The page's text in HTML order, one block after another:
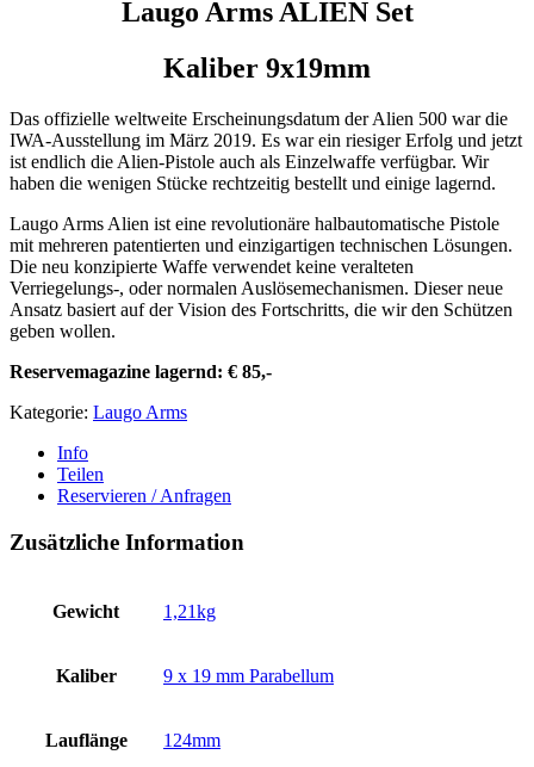
Laugo Arms ALIEN Set
Kaliber 9x19mm
Das offizielle weltweite Erscheinungsdatum der Alien 500 war die
IWA-Ausstellung im März 2019. Es war ein riesiger Erfolg und jetzt
ist endlich die Alien-Pistole auch als Einzelwaffe verfügbar. Wir
haben die wenigen Stücke rechtzeitig bestellt und einige lagernd.
Laugo Arms Alien ist eine revolutionäre halbautomatische Pistole
mit mehreren patentierten und einzigartigen technischen Lösungen.
Die neu konzipierte Waffe verwendet keine veralteten
Verriegelungs-, oder normalen Auslösemechanismen. Dieser neue
Ansatz basiert auf der Vision des Fortschritts, die wir den Schützen
geben wollen.
Reservemagazine lagernd: € 85,-
Kategorie: Laugo Arms
Info
Teilen
Reservieren / Anfragen
Zusätzliche Information
Gewicht 1,21kg
Kaliber 9 x 19 mm Parabellum
Lauflänge 124mm